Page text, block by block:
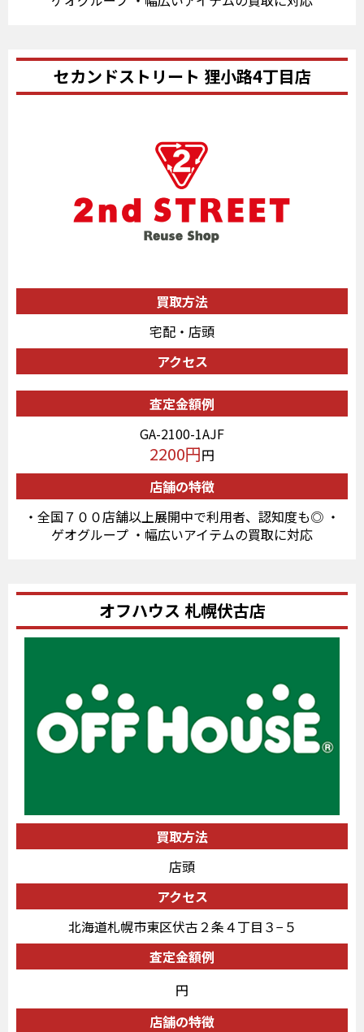
セカンドストリート 狸小路4丁目店
買取方法
宅配・店頭
アクセス
査定金額例
GA-2100-1AJF
2200円円
店舗の特徴
・全国７００店舗以上展開中で利用者、認知度も◎ ・
ゲオグループ ・幅広いアイテムの買取に対応
オフハウス 札幌伏古店
買取方法
店頭
アクセス
北海道札幌市東区伏古２条４丁目３−５
査定金額例
円
店舗の特徴